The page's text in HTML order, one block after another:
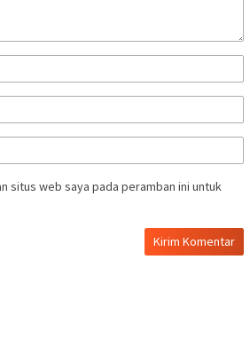
situs web saya pada peramban ini untuk